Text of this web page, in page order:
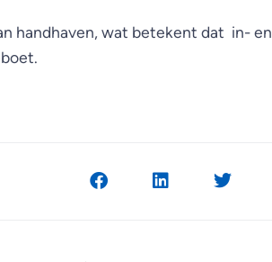
handhaven, wat betekent dat in- en